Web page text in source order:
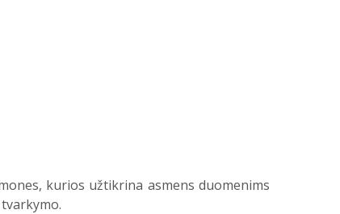
kurios užtikrina asmens duomenims